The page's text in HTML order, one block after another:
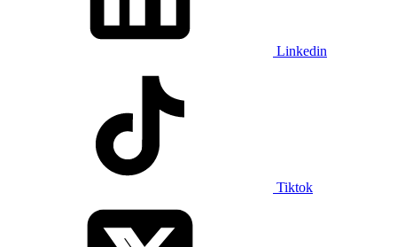
Linkedin
Tiktok